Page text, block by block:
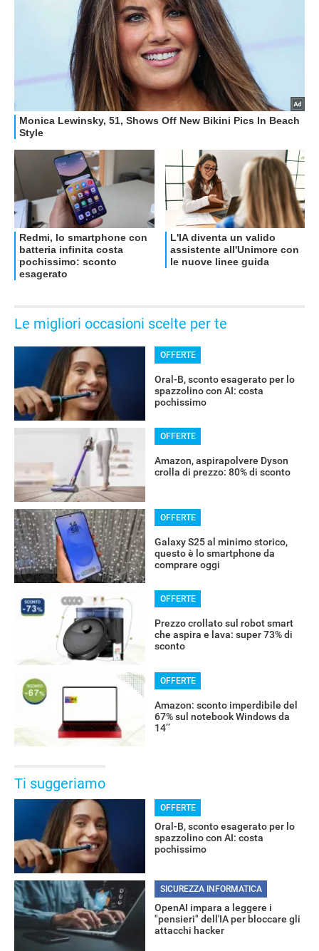
OFFERTE
Le migliori occasioni scelte per te
OFFERTE
Oral-B, sconto esagerato per lo
spazzolino con AI: costa
pochissimo
OFFERTE
Amazon, aspirapolvere Dyson
crolla di prezzo: 80% di sconto
OFFERTE
Galaxy S25 al minimo storico,
questo è lo smartphone da
comprare oggi
OFFERTE
Prezzo crollato sul robot smart
che aspira e lava: super 73% di
sconto
OFFERTE
Amazon: sconto imperdibile del
67% sul notebook Windows da
14’’
Ti suggeriamo
OFFERTE
Oral-B, sconto esagerato per lo
spazzolino con AI: costa
pochissimo
SICUREZZA INFORMATICA
OpenAI impara a leggere i
"pensieri" dell'IA per bloccare gli
attacchi hacker